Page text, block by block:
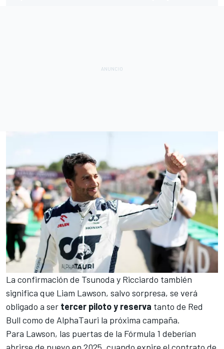
La confirmación de Tsunoda y Ricciardo también
significa que Liam Lawson, salvo sorpresa, se verá
obligado a ser tercer piloto y reserva tanto de Red
Bull como de AlphaTauri la próxima campaña.
Para Lawson, las puertas de la Fórmula 1 deberían